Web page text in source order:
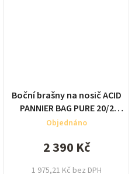
Boční brašny na nosič ACID
PANNIER BAG PURE 20/2
CILINK
Objednáno
1 975,21 Kč bez DPH
2 390 Kč